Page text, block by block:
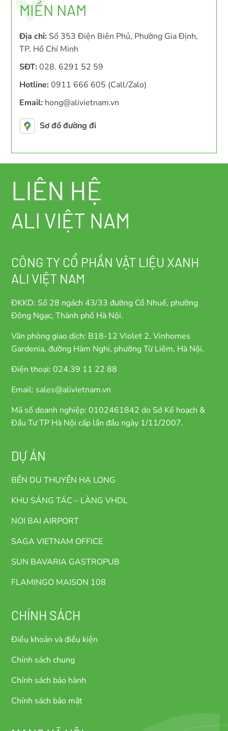
MIỀN NAM
Địa chỉ: Số 353 Điện Biên Phủ, Phường Gia Định,
TP. Hồ Chí Minh
SĐT: 028. 6291 52 59
Hotline: 0911 666 605 (Call/Zalo)
Email: hong@alivietnam.vn
Sơ đồ đường đi
LIÊN HỆ
ALI VIỆT NAM
CÔNG TY CỔ PHẦN VẬT LIỆU XANH
ALI VIỆT NAM
ĐKKD: Số 28 ngách 43/33 đường Cổ Nhuế, phường
Đông Ngạc, Thành phố Hà Nội.
Văn phòng giao dịch: B18-12 Violet 2, Vinhomes
Gardenia, đường Hàm Nghi, phường Từ Liêm, Hà Nội.
Điện thoại: 024.39 11 22 88
Email: sales@alivietnam.vn
Mã số doanh nghiệp: 0102461842 do Sở Kế hoạch &
Đầu Tư TP Hà Nội cấp lần đầu ngày 1/11/2007.
DỰ ÁN
BẾN DU THUYỀN HẠ LONG
KHU SÁNG TÁC – LÀNG VHDL
NOI BAI AIRPORT
SAGA VIETNAM OFFICE
SUN BAVARIA GASTROPUB
FLAMINGO MAISON 108
CHÍNH SÁCH
Điều khoản và điều kiện
Chính sách chung
Chính sách bảo hành
Chính sách bảo mật